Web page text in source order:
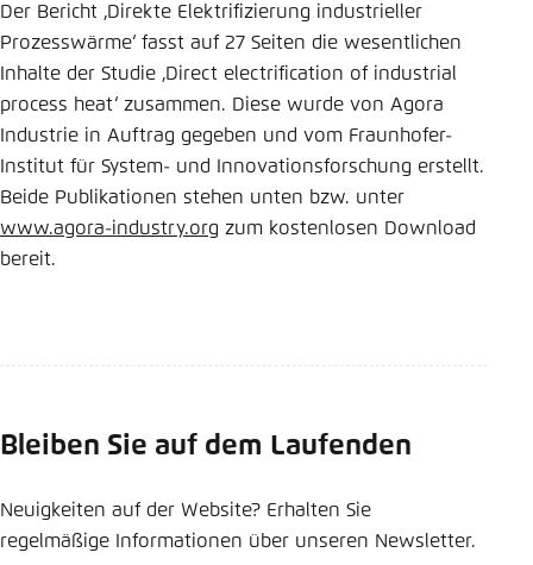
Der Bericht ‚Direkte Elektrifizierung industrieller
Prozesswärme‘ fasst auf 27 Seiten die wesentlichen
Inhalte der Studie ‚Direct electrification of industrial
process heat‘ zusammen. Diese wurde von Agora
Industrie in Auftrag gegeben und vom Fraunhofer-
Institut für System- und Innovationsforschung erstellt.
Beide Publikationen stehen unten bzw. unter
www.agora-industry.org zum kostenlosen Download
bereit.
Bleiben Sie auf dem Laufenden
Neuigkeiten auf der Website? Erhalten Sie
regelmäßige Informationen über unseren Newsletter.